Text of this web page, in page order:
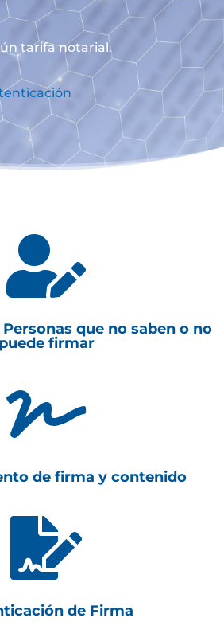
tarifa notarial.

que no saben o no
puede firmar

de firma y contenido

de Firma